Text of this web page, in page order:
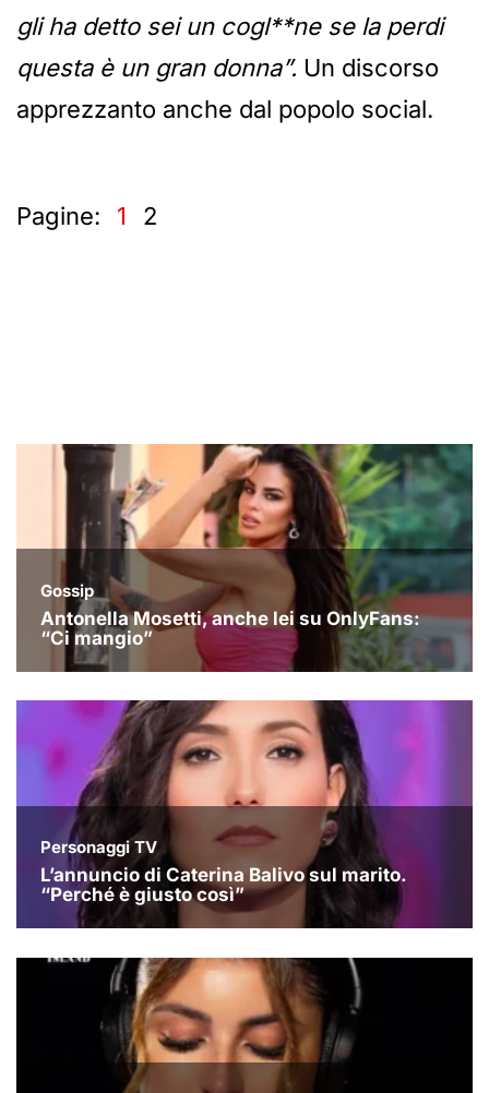
gli ha detto sei un cogl**ne se la perdi
questa è un gran donna”. Un discorso
apprezzanto anche dal popolo social.
Pagine: 1 2